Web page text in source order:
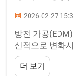
2026-02-27
방전 가공
신적으로 변화
공의 핵심 요소
생산 효율성 및
더 보기